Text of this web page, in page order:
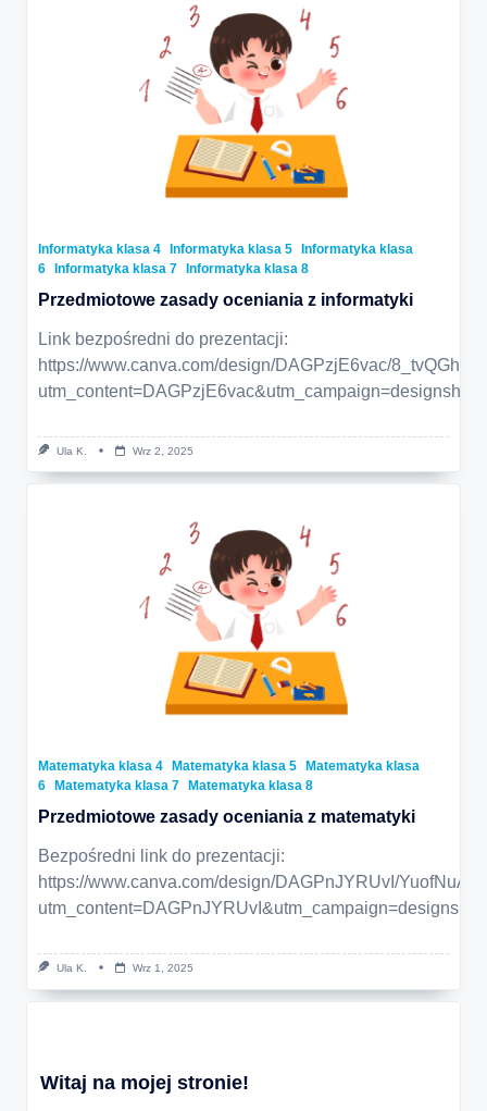
Informatyka klasa 4 Informatyka klasa 5
Informatyka klasa
6
Informatyka klasa 7 Informatyka klasa 8
Przedmiotowe zasady oceniania z informatyki
Link bezpośredni do prezentacji:
https://www.canva.com/design/DAGPzjE6vac/
Ula K. Wrz 2, 2025
Matematyka klasa 4 Matematyka klasa 5
Matematyka klasa
6
Matematyka klasa 7 Matematyka klasa 8
Przedmiotowe zasady oceniania z matematyki
Bezpośredni link do prezentacji:
https://www.canva.com/design/DAGPnJYRUvI/
Ula K. Wrz 1, 2025
Witaj na mojej stronie!